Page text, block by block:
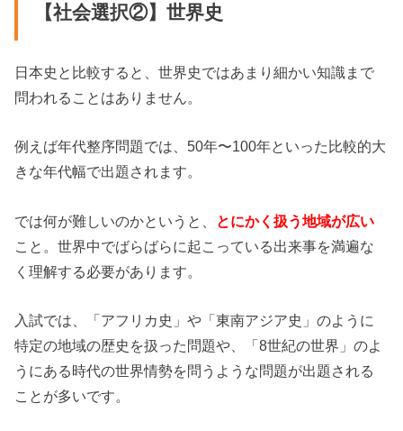
【社会選択②】世界史
日本史と比較すると、世界史ではあまり細かい知識まで
問われることはありません。
例えば年代整序問題では、50年〜100年といった比較的大
きな年代幅で出題されます。
では何が難しいのかというと、 とにかく扱う地域が広い
こと。世界中でばらばらに起こっている出来事を満遍な
く理解する必要があります。
入試では、「アフリカ史」や「東南アジア史」のように
特定の地域の歴史を扱った問題や、「8世紀の世界」のよ
うにある時代の世界情勢を問うような問題が出題される
ことが多いです。